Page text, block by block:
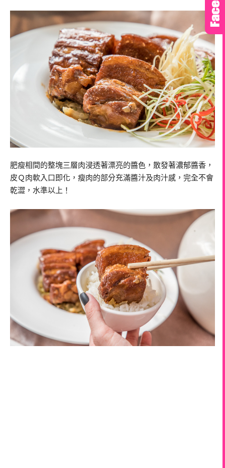
肥瘦相間的整塊三層肉浸透著漂亮的醬色，散發著濃郁醬香，
皮Ｑ肉軟入口即化，瘦肉的部分充滿醬汁及肉汁感，完全不會
乾澀，水準以上！